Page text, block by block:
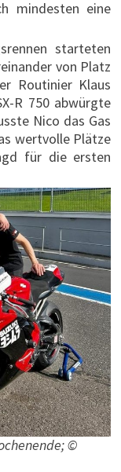
mindesten eine
starteten
von Platz
Routinier Klaus
R 750 abwürgte
Nico das Gas
wertvolle Plätze
für die ersten
©